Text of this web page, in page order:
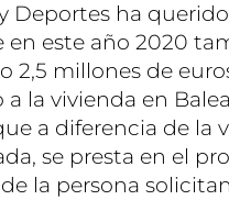
Deportes ha
en este año 2020
2,5 millones de
a la vivienda en
a diferencia de la
se presta en el
la persona